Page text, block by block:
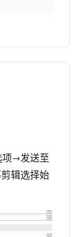
→发送至
辑选择始